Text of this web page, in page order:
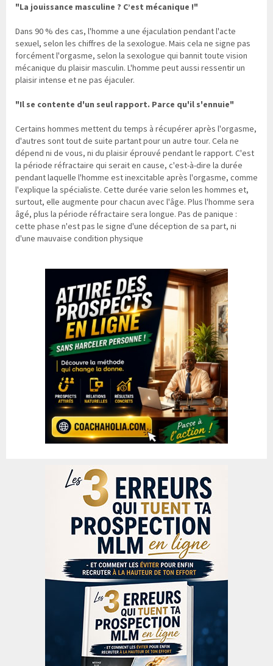
"La jouissance masculine ? C’est mécanique !"
Dans 90 % des cas, l'homme a une éjaculation pendant l'acte
sexuel, selon les chiffres de la sexologue. Mais cela ne signe pas
forcément l'orgasme, selon la sexologue qui bannit toute vision
mécanique du plaisir masculin. L'homme peut aussi ressentir un
plaisir intense et ne pas éjaculer.
"Il se contente d'un seul rapport. Parce qu'il s'ennuie"
Certains hommes mettent du temps à récupérer après l'orgasme,
d'autres sont tout de suite partant pour un autre tour. Cela ne
dépend ni de vous, ni du plaisir éprouvé pendant le rapport. C'est
la période réfractaire qui serait en cause, c'est-à-dire la durée
pendant laquelle l'homme est inexcitable après l'orgasme, comme
l'explique la spécialiste. Cette durée varie selon les hommes et,
surtout, elle augmente pour chacun avec l'âge. Plus l'homme sera
âgé, plus la période réfractaire sera longue. Pas de panique :
cette phase n'est pas le signe d'une déception de sa part, ni
d'une mauvaise condition physique